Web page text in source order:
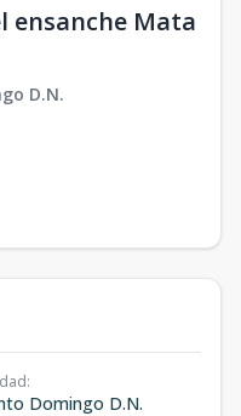
ensanche Mata
D.N.
:
Domingo D.N.